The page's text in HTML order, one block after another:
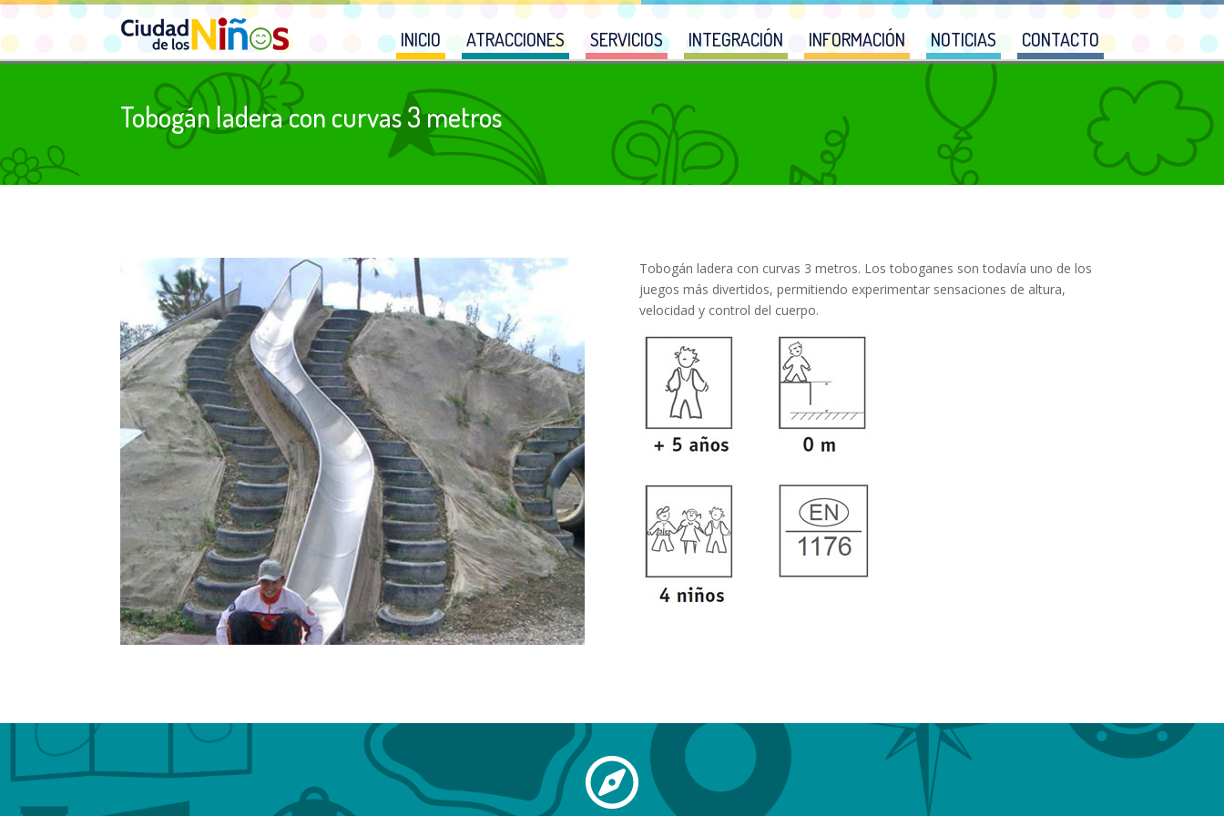
INICIO ATRACCIONES SERVICIOS INTEGRACIÓN INFORMACIÓN NOTICIAS CONTACTO
Tobogán ladera con curvas 3 metros
Tobogán ladera con curvas 3 metros. Los toboganes son todavía uno de los
juegos más divertidos, permitiendo experimentar sensaciones de altura,
velocidad y control del cuerpo.